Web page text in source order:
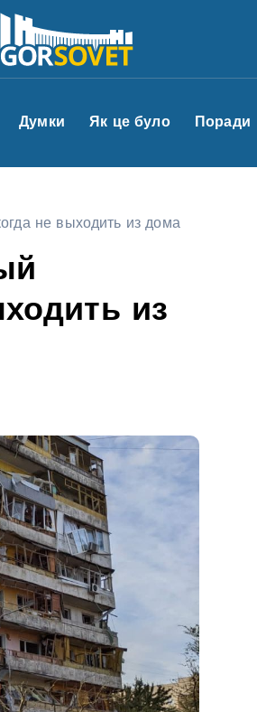
Думки Як це було Поради
не выходить из дома
из